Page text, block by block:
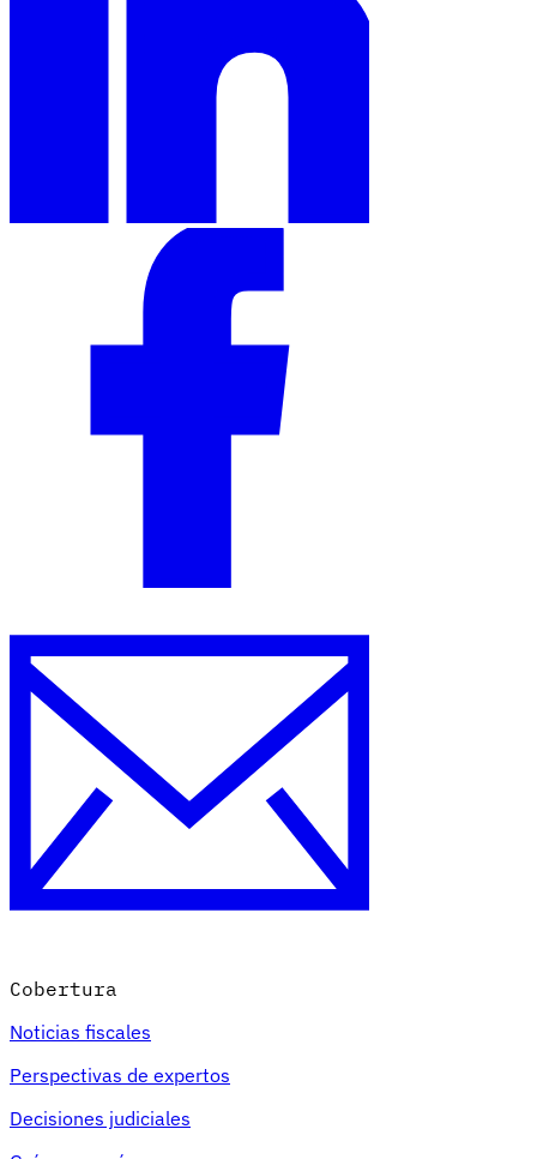
Cobertura
Noticias fiscales
Perspectivas de expertos
Decisiones judiciales